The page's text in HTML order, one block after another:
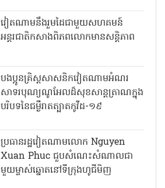
វៀតណាមនឹងរួមដៃជាមួយសហគមន៍
អន្តរជាតិកសាងពិភពលោកមានសន្តិភាព
បងប្អូនគ្រិស្តសាសនិកវៀតណាមអំណរ
សាទរបុណ្យណូអែលដ៏សុខសាន្តត្រាណក្នុង
បរិបទនៃជម្ងឺរាតត្បាតកូវីដ-១៩
ប្រធានរដ្ឋវៀតណាមលោក Nguyen
Xuan Phuc ជួបសំណេះសំណាលជា
មួយម្ចាស់ឆ្នោតនៅទីក្រុងហូជីមិញ